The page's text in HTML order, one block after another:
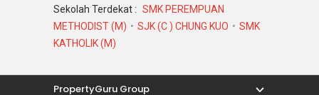
Sekolah Terdekat : SMK PEREMPUAN
METHODIST (M)
SJK (C ) CHUNG KUO
SMK
KATHOLIK (M)
PropertyGuru Group